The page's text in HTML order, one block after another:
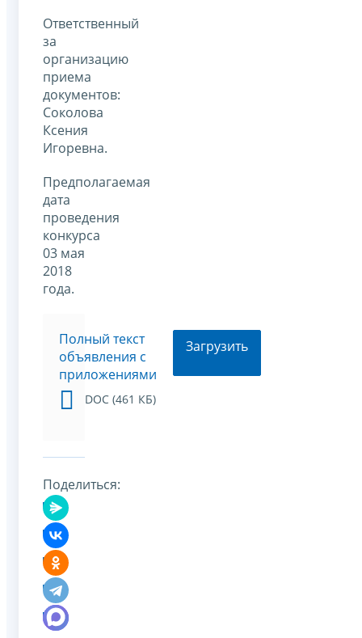
Ответственный
за
организацию
приема
документов:
Соколова
Ксения
Игоревна.
Предполагаемая
дата
проведения
конкурса
03 мая
2018
года.
Полный текст
объявления с
приложениями
DOC (461 КБ)
Загрузить
Поделиться: